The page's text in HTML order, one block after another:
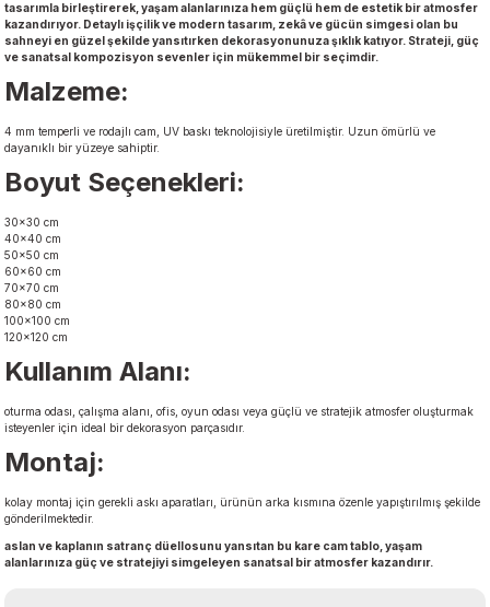
tasarımla birleştirerek, yaşam alanlarınıza hem güçlü hem de estetik bir atmosfer
kazandırıyor. Detaylı işçilik ve modern tasarım, zekâ ve gücün simgesi olan bu
sahneyi en güzel şekilde yansıtırken dekorasyonunuza şıklık katıyor. Strateji, güç
ve sanatsal kompozisyon sevenler için mükemmel bir seçimdir.
Malzeme:
4 mm temperli ve rodajlı cam, UV baskı teknolojisiyle üretilmiştir. Uzun ömürlü ve
dayanıklı bir yüzeye sahiptir.
Boyut Seçenekleri:
30x30 cm
40x40 cm
50x50 cm
60x60 cm
70x70 cm
80x80 cm
100x100 cm
120x120 cm
Kullanım Alanı:
oturma odası, çalışma alanı, ofis, oyun odası veya güçlü ve stratejik atmosfer oluşturmak
isteyenler için ideal bir dekorasyon parçasıdır.
Montaj:
kolay montaj için gerekli askı aparatları, ürünün arka kısmına özenle yapıştırılmış şekilde
gönderilmektedir.
aslan ve kaplanın satranç düellosunu yansıtan bu kare cam tablo, yaşam
alanlarınıza güç ve stratejiyi simgeleyen sanatsal bir atmosfer kazandırır.